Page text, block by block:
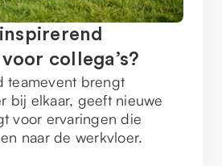
collega’s?
teamevent brengt
bij elkaar, geeft nieuwe
voor ervaringen die
naar de werkvloer.